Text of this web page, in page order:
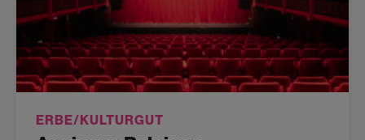
ERBE/KULTURGUT